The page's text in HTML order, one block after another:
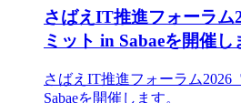
さばえIT推進フォーラム
ミット in Sabaeを開催し
さばえIT推進フォーラム
Sabaeを開催します。